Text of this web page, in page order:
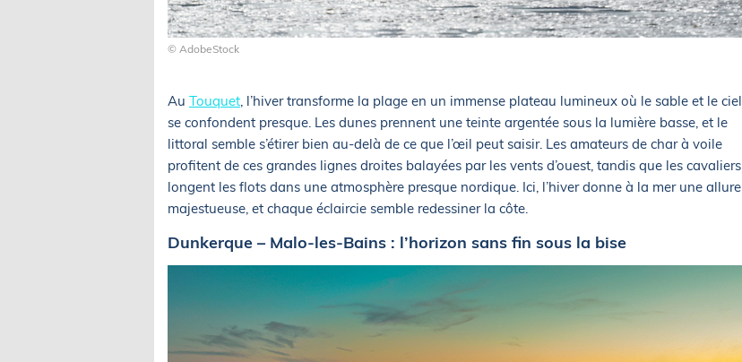
© AdobeStock
Au Touquet, l’hiver transforme la plage en un immense plateau lumineux où le sable et le ciel
se confondent presque. Les dunes prennent une teinte argentée sous la lumière basse, et le
littoral semble s’étirer bien au-delà de ce que l’œil peut saisir. Les amateurs de char à voile
profitent de ces grandes lignes droites balayées par les vents d’ouest, tandis que les cavaliers
longent les flots dans une atmosphère presque nordique. Ici, l’hiver donne à la mer une allure
majestueuse, et chaque éclaircie semble redessiner la côte.
Dunkerque – Malo-les-Bains : l’horizon sans fin sous la bise